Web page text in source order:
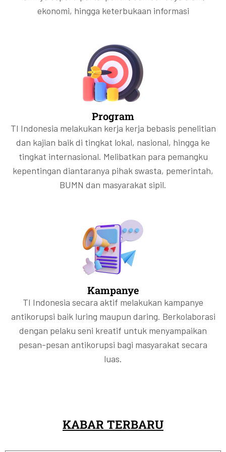
ekonomi, hingga keterbukaan informasi
Program
TI Indonesia melakukan kerja kerja bebasis penelitian
dan kajian baik di tingkat lokal, nasional, hingga ke
tingkat internasional. Melibatkan para pemangku
kepentingan diantaranya pihak swasta, pemerintah,
BUMN dan masyarakat sipil.
Kampanye
TI Indonesia secara aktif melakukan kampanye
antikorupsi baik luring maupun daring. Berkolaborasi
dengan pelaku seni kreatif untuk menyampaikan
pesan-pesan antikorupsi bagi masyarakat secara
luas.
KABAR TERBARU